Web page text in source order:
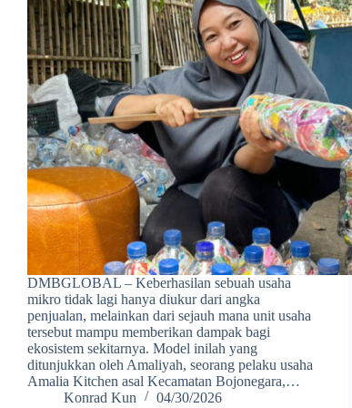
DMBGLOBAL – Keberhasilan sebuah usaha
mikro tidak lagi hanya diukur dari angka
penjualan, melainkan dari sejauh mana unit usaha
tersebut mampu memberikan dampak bagi
ekosistem sekitarnya. Model inilah yang
ditunjukkan oleh Amaliyah, seorang pelaku usaha
Amalia Kitchen asal Kecamatan Bojonegara,…
Konrad Kun
04/30/2026